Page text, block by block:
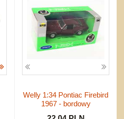
Welly 1:34 Pontiac Firebird
1967 - bordowy